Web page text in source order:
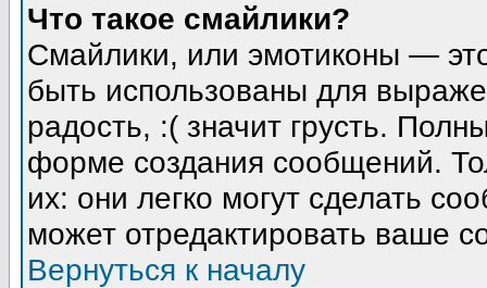
Что такое смайлики?
Смайлики, или эмотиконы —
быть использованы для
радость, :( значит грусть.
форме создания сообщений.
их: они легко могут сделать
может отредактировать ваше
Вернуться к началу